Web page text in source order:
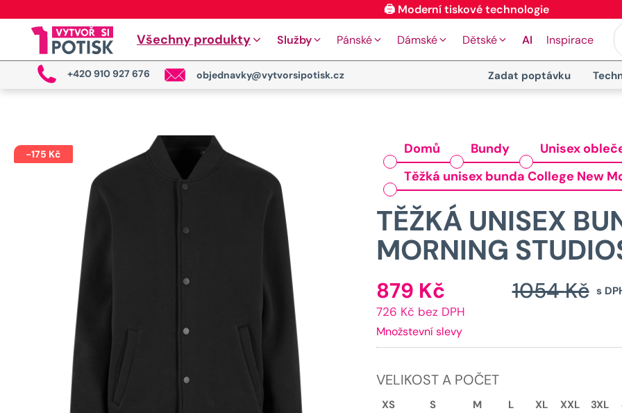
⭐ 4.9 na Google za posledních 30 dní
Všechny produkty Služby Pánské Dámské Dětské AI Inspirace
+420 910 927 676 objednavky@vytvorsipotisk.cz Zadat poptávku
-175 Kč Domů Bundy
Unisex
Těžká unisex bunda College New
TĚŽKÁ UNISEX
MORNING
s
1054Kč
879 KčAktuální
cena
je:
726 Kč bez DPH
Množstevní slevy
VELIKOST A POČET
XS S M L XL XXL 3XL